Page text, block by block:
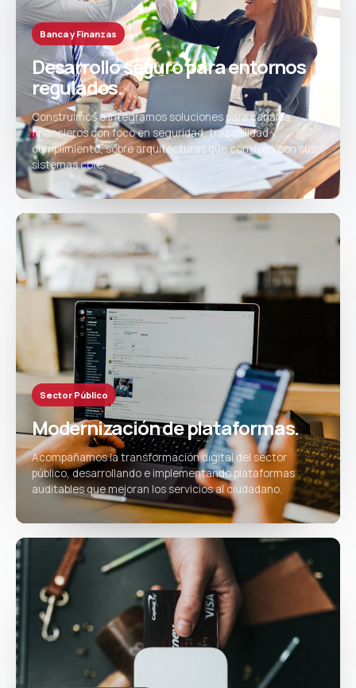
Banca y Finanzas
Desarrollo seguro para entornos
regulados.
Construimos e integramos soluciones para canales
financieros con foco en seguridad, trazabilidad y
cumplimiento, sobre arquitecturas que conviven con sus
sistemas core.
Sector Público
Modernización de plataformas.
Acompañamos la transformación digital del sector
público, desarrollando e implementando plataformas
auditables que mejoran los servicios al ciudadano.